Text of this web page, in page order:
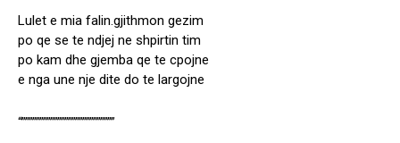
Lulet e mia falin.gjithmon gezim
po qe se te ndjej ne shpirtin tim
po kam dhe gjemba qe te cpojne
e nga une nje dite do te largojne
“””””””””””””””””””””””””””